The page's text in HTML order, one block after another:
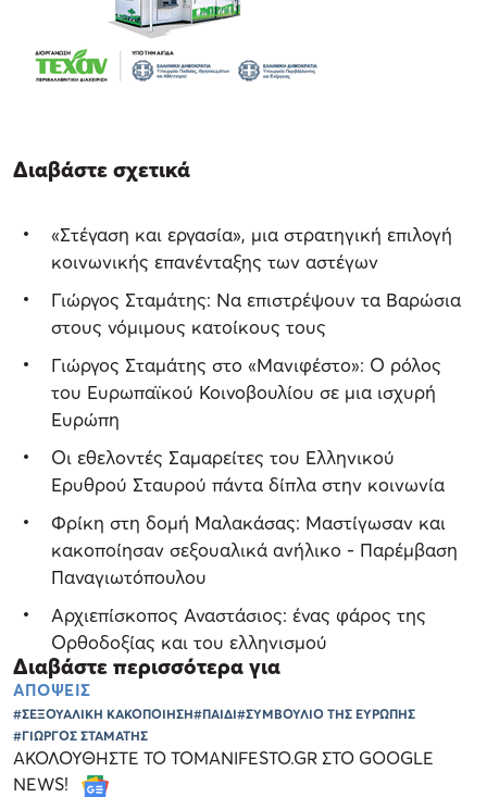
Διαβάστε σχετικά
«Στέγαση και εργασία», μια στρατηγική επιλογή
κοινωνικής επανένταξης των αστέγων
Γιώργος Σταμάτης: Να επιστρέψουν τα Βαρώσια
στους νόμιμους κατοίκους τους
Γιώργος Σταμάτης στο «Μανιφέστο»: Ο ρόλος
του Ευρωπαϊκού Κοινοβουλίου σε μια ισχυρή
Ευρώπη
Οι εθελοντές Σαμαρείτες του Ελληνικού
Ερυθρού Σταυρού πάντα δίπλα στην κοινωνία
Φρίκη στη δομή Μαλακάσας: Μαστίγωσαν και
κακοποίησαν σεξουαλικά ανήλικο - Παρέμβαση
Παναγιωτόπουλου
Αρχιεπίσκοπος Αναστάσιος: ένας φάρος της
Ορθοδοξίας και του ελληνισμού
Διαβάστε περισσότερα για
ΑΠΟΨΕΙΣ
#ΣΕΞΟΥΑΛΙΚΗ ΚΑΚΟΠΟΙΗΣΗ#ΠΑΙΔΙ#ΣΥΜΒΟΥΛΙΟ ΤΗΣ ΕΥΡΩΠΗΣ
#ΓΙΩΡΓΟΣ ΣΤΑΜΑΤΗΣ
ΑΚΟΛΟΥΘΗΣΤΕ ΤΟ TOMANIFESTO.GR ΣΤΟ GOOGLE
NEWS!